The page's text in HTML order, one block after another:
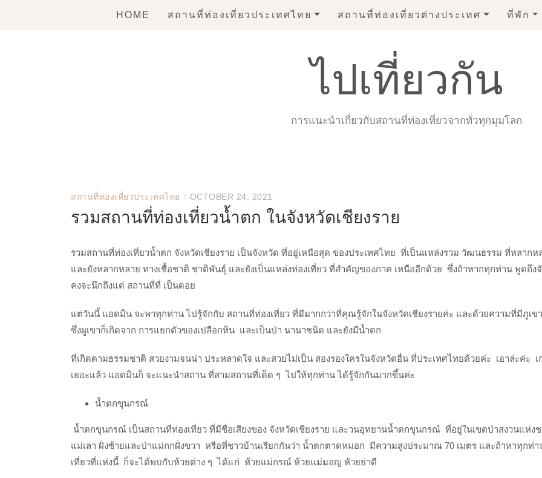
HOME สถานที่ท่องเที่ยวประเทศไทย
オンカジ スロット おすすめ
สถานที่ท่องเที่ยวต่างประเทศ ที่พัก
ไปเที่ยวกัน
การแนะนำเกี่ยวกับสถานที่ท่องเที่ยวจากทั่วทุกมุมโลก
สถานที่ท่องเที่ยวประเทศไทย / OCTOBER 24, 2021
รวมสถานที่ท่องเที่ยวน้ำตก ในจังหวัดเชียงราย
รวมสถานที่ท่องเที่ยวน้ำตก จังหวัดเชียงราย เป็นจังหวัด ที่อยู่เหนือสุด ของประเทศไทย ที่เป็นแหล่งรวม วัฒนธรรม ที่หลากห
และยังหลากหลาย ทางเชื้อชาติ ชาติพันธุ์ และยังเป็นแหล่งท่องเที่ยว ที่สำคัญของภาค เหนืออีกด้วย ซึ่งถ้าหากทุกท่าน พูดถึง
คงจะนึกถึงแต่ สถานที่ที่ เป็นดอย
แต่วันนี้ แอดมิน จะพาทุกท่าน ไปรู้จักกับ สถานที่ท่องเที่ยว ที่มีมากกว่าที่คุณรู้จักในจังหวัดเชียงรายค่ะ และด้วยความที่มีภูเขา
ซึ่งผูเขาก็เกิดจาก การแยกตัวของเปลือกหิน และเป็นป่า นานาชนิด และยังมีน้ำตก
ที่เกิดตามธรรมชาติ สวยงามจนน่า ประหลาดใจ และสวยไม่เป็น สองรองใครในจังหวัดอื่น ที่ประเทศไทยด้วยค่ะ เอาล่ะค่ะ เ
เยอะแล้ว แอดมินก็ จะแนะนำสถาน ที่สามสถานที่เด็ด ๆ ไปให้ทุกท่าน ได้รู้จักกันมากขึ้นค่ะ
น้ำตกขุนกรณ์
น้ำตกขุนกรณ์ เป็นสถานที่ท่องเที่ยว ที่มีชื่อเสียงของ จังหวัดเชียงราย และวนอุทยานน้ำตกขุนกรณ์ ที่อยู่ในเขตป่าสงวนแห่ง
แม่เลา ฝั่งซ้ายและป่าแม่กกฝั่งขวา หรือที่ชาวบ้านเรียกกันว่า น้ำตกตาดหมอก มีความสูงประมาณ 70 เมตร และถ้าหาทุกท่า
เที่ยวที่แห่งนี้ ก็จะได้พบกับห้วยต่าง ๆ ได้แก่ ห้วยแม่กรณ์ ห้วยแม่มอญ ห้วยย่าดี